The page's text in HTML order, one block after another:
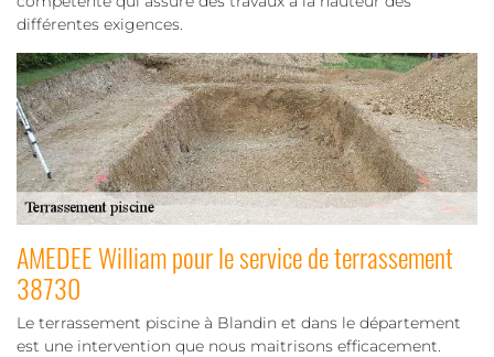
différentes exigences.
AMEDEE William pour le service de terrassement
38730
Le terrassement piscine à Blandin et dans le département
est une intervention que nous maitrisons efficacement.